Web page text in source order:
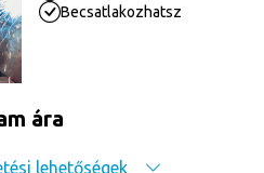
Becsatlakozhatsz
ára
lehetőségek